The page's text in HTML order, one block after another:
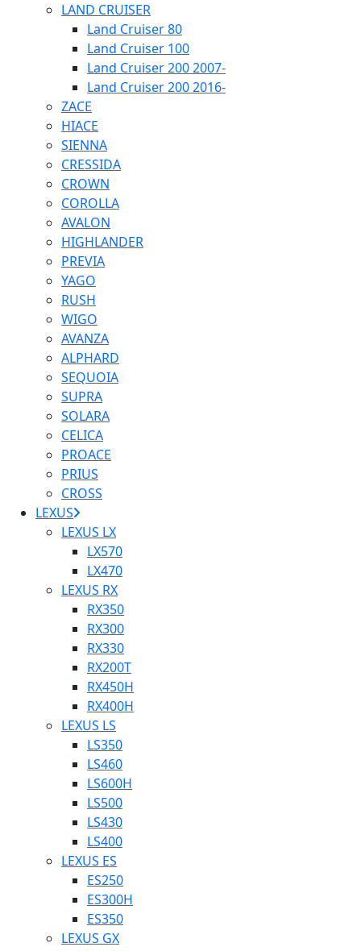
LAND CRUISER
Land Cruiser 80
Land Cruiser 100
Land Cruiser 200 2007-
Land Cruiser 200 2016-
ZACE
HIACE
SIENNA
CRESSIDA
CROWN
COROLLA
AVALON
HIGHLANDER
PREVIA
YAGO
RUSH
WIGO
AVANZA
ALPHARD
SEQUOIA
SUPRA
SOLARA
CELICA
PROACE
PRIUS
CROSS
LEXUS
LEXUS LX
LX570
LX470
LEXUS RX
RX350
RX300
RX330
RX200T
RX450H
RX400H
LEXUS LS
LS350
LS460
LS600H
LS500
LS430
LS400
LEXUS ES
ES250
ES300H
ES350
LEXUS GX